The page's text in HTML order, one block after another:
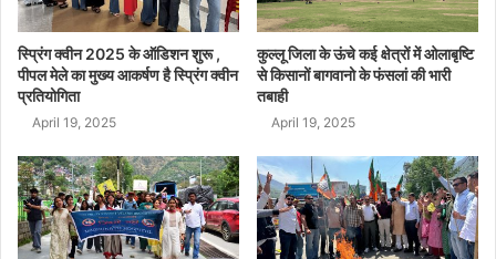
स्प्रिंग क्वीन 2025 के ऑडिशन शुरू ,
पीपल मेले का मुख्य आकर्षण है स्प्रिंग क्वीन
प्रतियोगिता
April 19, 2025
कुल्लू जिला के ऊंचे कई क्षेत्रों में ओलाबृष्टि
से किसानों बागवानो के फंसलां की भारी
तबाही
April 19, 2025